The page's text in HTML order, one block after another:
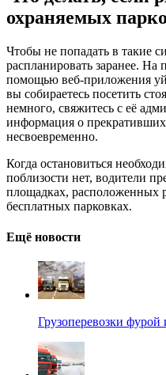
охраняемых
Чтобы не попадать в такие
распланировать заранее.
помощью веб-приложения
вы собираетесь посетить
немного, свяжитесь с её
информация о прекративших
несвоевременно.
Когда остановиться
поблизости нет, водители
площадках, расположенных
бесплатных парковках.
Ещё новости
Грузоперевозки